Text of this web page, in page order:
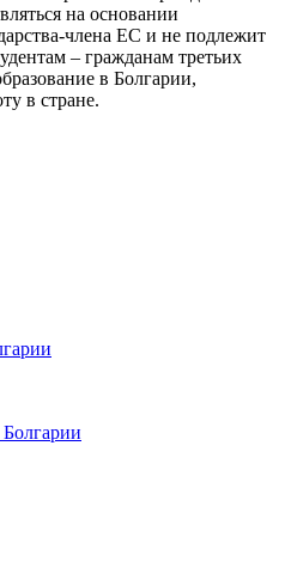
на основании
члена ЕС и не подлежит
– гражданам третьих
в Болгарии,
в стране.